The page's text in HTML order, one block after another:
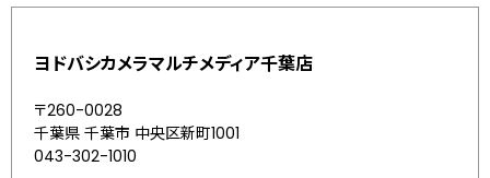
ヨドバシカメラマルチメディア千葉店
〒260-0028
千葉県 千葉市 中央区新町1001
043-302-1010